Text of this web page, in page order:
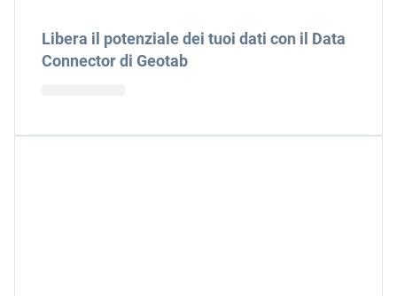
Libera il potenziale dei tuoi dati con il Data
Connector di Geotab